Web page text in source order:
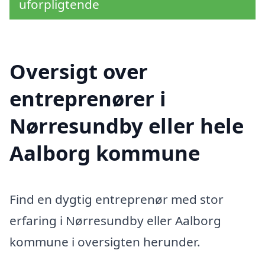
uforpligtende
Oversigt over
entreprenører i
Nørresundby eller hele
Aalborg kommune
Find en dygtig entreprenør med stor
erfaring i Nørresundby eller Aalborg
kommune i oversigten herunder.